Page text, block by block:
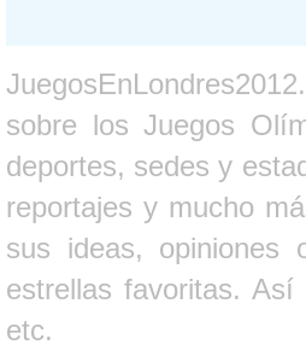
sobre los Juegos
deportes, sedes y
reportajes y mucho
sus ideas, opiniones
estrellas favoritas.
etc.